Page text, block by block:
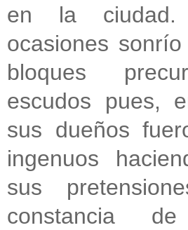
en la
ocasiones
bloques
escudos pues,
sus dueños
ingenuos
sus
constancia